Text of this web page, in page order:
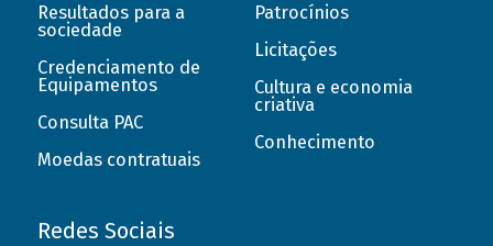
Resultados para a
sociedade
Credenciamento de
Equipamentos
Consulta PAC
Moedas contratuais
Patrocínios
Licitações
Cultura e economia
criativa
Conhecimento
Redes Sociais